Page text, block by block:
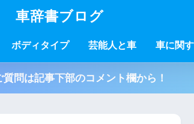
車辞書ブログ
ボディタイプ 芸能人と車 車に関
質問は記事下部のコメント欄から！